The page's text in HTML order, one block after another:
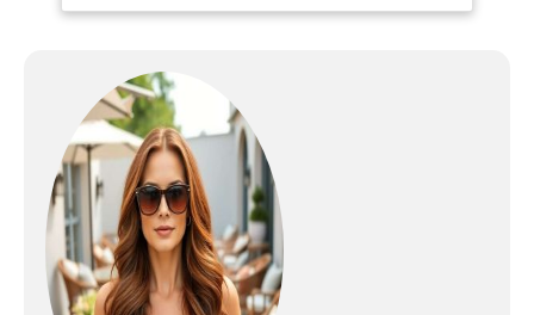
rangement. Les plateaux
de jeu sont facilement
interchangeables entre
eux Accessoires inclus :
Babyfoot : 3 balles, 22
joueurs, 2 marqueurs,
Billard : 2 queues 36''
(92cm), 1 set billes de